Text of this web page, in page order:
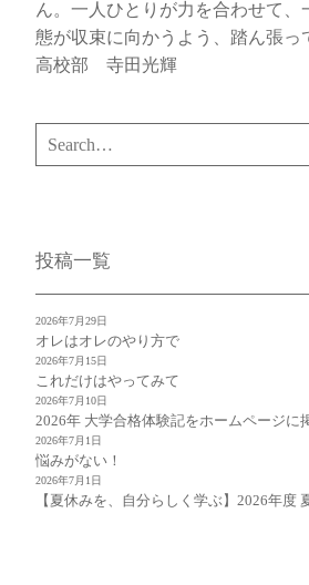
ん。一人ひとりが力を合わせて、
態が収束に向かうよう、踏ん張っ
高校部 寺田光輝
検
索
投稿一覧
オレはオレのやり方で
2026年7月29日
これだけはやってみて
2026年7月15日
2026年 大学合格体験記をホームページに
2026年7月10日
悩みがない！
2026年7月1日
【夏休みを、自分らしく学ぶ】2026年度
2026年7月1日